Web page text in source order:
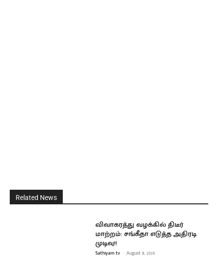
Related News
விவாகரத்து வழக்கில் திடீர்
மாற்றம்: சங்கீதா எடுத்த அதிரடி
முடிவு!!
Sathiyam tv - August 8, 2026